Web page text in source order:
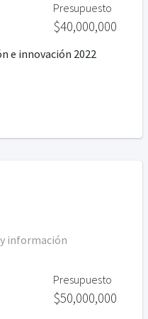
e innovación 2022
Presupuesto
$40,000,000
información
Presupuesto
$50,000,000